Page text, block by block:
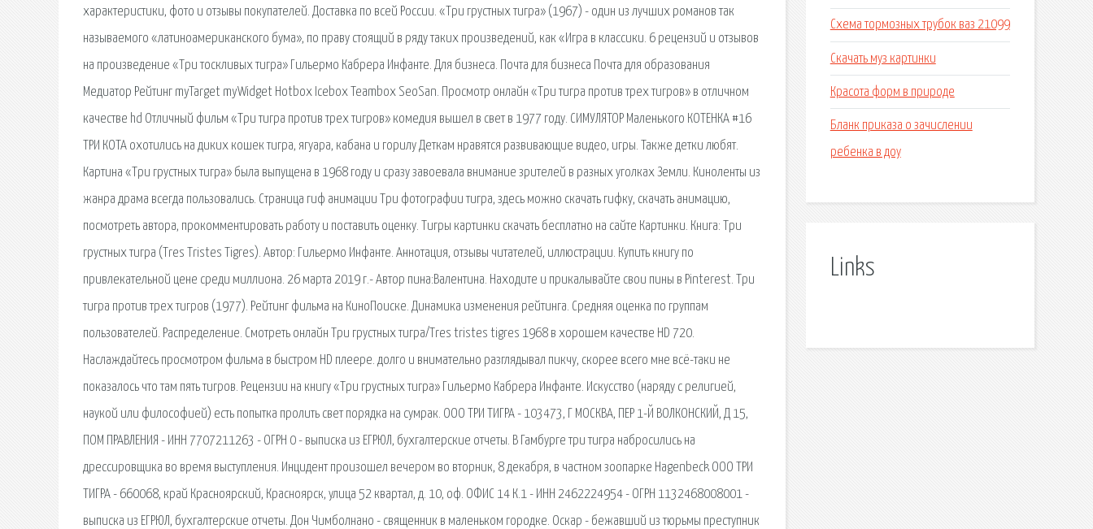
характеристики, фото и отзывы покупателей. Доставка по всей России. «Три грустных тигра» (1967) - один из лучших романов так
называемого «латиноамериканского бума», по праву стоящий в ряду таких произведений, как «Игра в классики. 6 рецензий и отзывов
на произведение «Три тоскливых тигра» Гильермо Кабрера Инфанте. Для бизнеса. Почта для бизнеса Почта для образования
Медиатор Рейтинг myTarget myWidget Hotbox Icebox Teambox SeoSan. Просмотр онлайн «Три тигра против трех тигров» в отличном
качестве hd Отличный фильм «Три тигра против трех тигров» комедия вышел в свет в 1977 году. СИМУЛЯТОР Маленького КОТЕНКА #16
ТРИ КОТА охотились на диких кошек тигра, ягуара, кабана и горилу Деткам нравятся развивающие видео, игры. Также детки любят.
Картина «Три грустных тигра» была выпущена в 1968 году и сразу завоевала внимание зрителей в разных уголках Земли. Киноленты из
жанра драма всегда пользовались. Страница гиф анимации Три фотографии тигра, здесь можно скачать гифку, скачать анимацию,
посмотреть автора, прокомментировать работу и поставить оценку. Тигры картинки скачать бесплатно на сайте Картинки. Книга: Три
грустных тигра (Tres Tristes Tigres). Автор: Гильермо Инфанте. Аннотация, отзывы читателей, иллюстрации. Купить книгу по
привлекательной цене среди миллиона. 26 марта 2019 г.- Автор пина:Валентина. Находите и прикалывайте свои пины в Pinterest. Три
тигра против трех тигров (1977). Рейтинг фильма на КиноПоиске. Динамика изменения рейтинга. Средняя оценка по группам
пользователей. Распределение. Смотреть онлайн Три грустных тигра/Tres tristes tigres 1968 в хорошем качестве HD 720.
Наслаждайтесь просмотром фильма в быстром HD плеере. долго и внимательно разглядывал пикчу, скорее всего мне всё-таки не
показалось что там пять тигров. Рецензии на книгу «Три грустных тигра» Гильермо Кабрера Инфанте. Искусство (наряду с религией,
наукой или философией) есть попытка пролить свет порядка на сумрак. ООО ТРИ ТИГРА - 103473, Г МОСКВА, ПЕР 1-Й ВОЛКОНСКИЙ, Д 15,
ПОМ ПРАВЛЕНИЯ - ИНН 7707211263 - ОГРН 0 - выписка из ЕГРЮЛ, бухгалтерские отчеты. В Гамбурге три тигра набросились на
дрессировщика во время выступления. Инцидент произошел вечером во вторник, 8 декабря, в частном зоопарке Hagenbeck ООО ТРИ
ТИГРА - 660068, край Красноярский, Красноярск, улица 52 квартал, д. 10, оф. ОФИС 14 К.1 - ИНН 2462224954 - ОГРН 1132468008001 -
выписка из ЕГРЮЛ, бухгалтерские отчеты. Дон Чимболнано - священник в маленьком городке. Оскар - бежавший из тюрьмы преступник
Схема тормозных трубок ваз 21099
Скачать муз картинки
Красота форм в природе
Бланк приказа о зачислении
ребенка в доу
Links